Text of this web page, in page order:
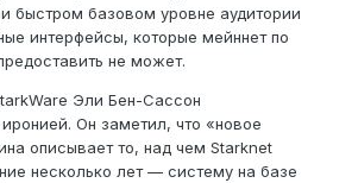
быстром базовом уровне аудитории
интерфейсы, которые мейннет по
не может.
Эли Бен-Сассон
Он заметил, что «новое
описывает то, над чем Starknet
несколько лет — систему на базе